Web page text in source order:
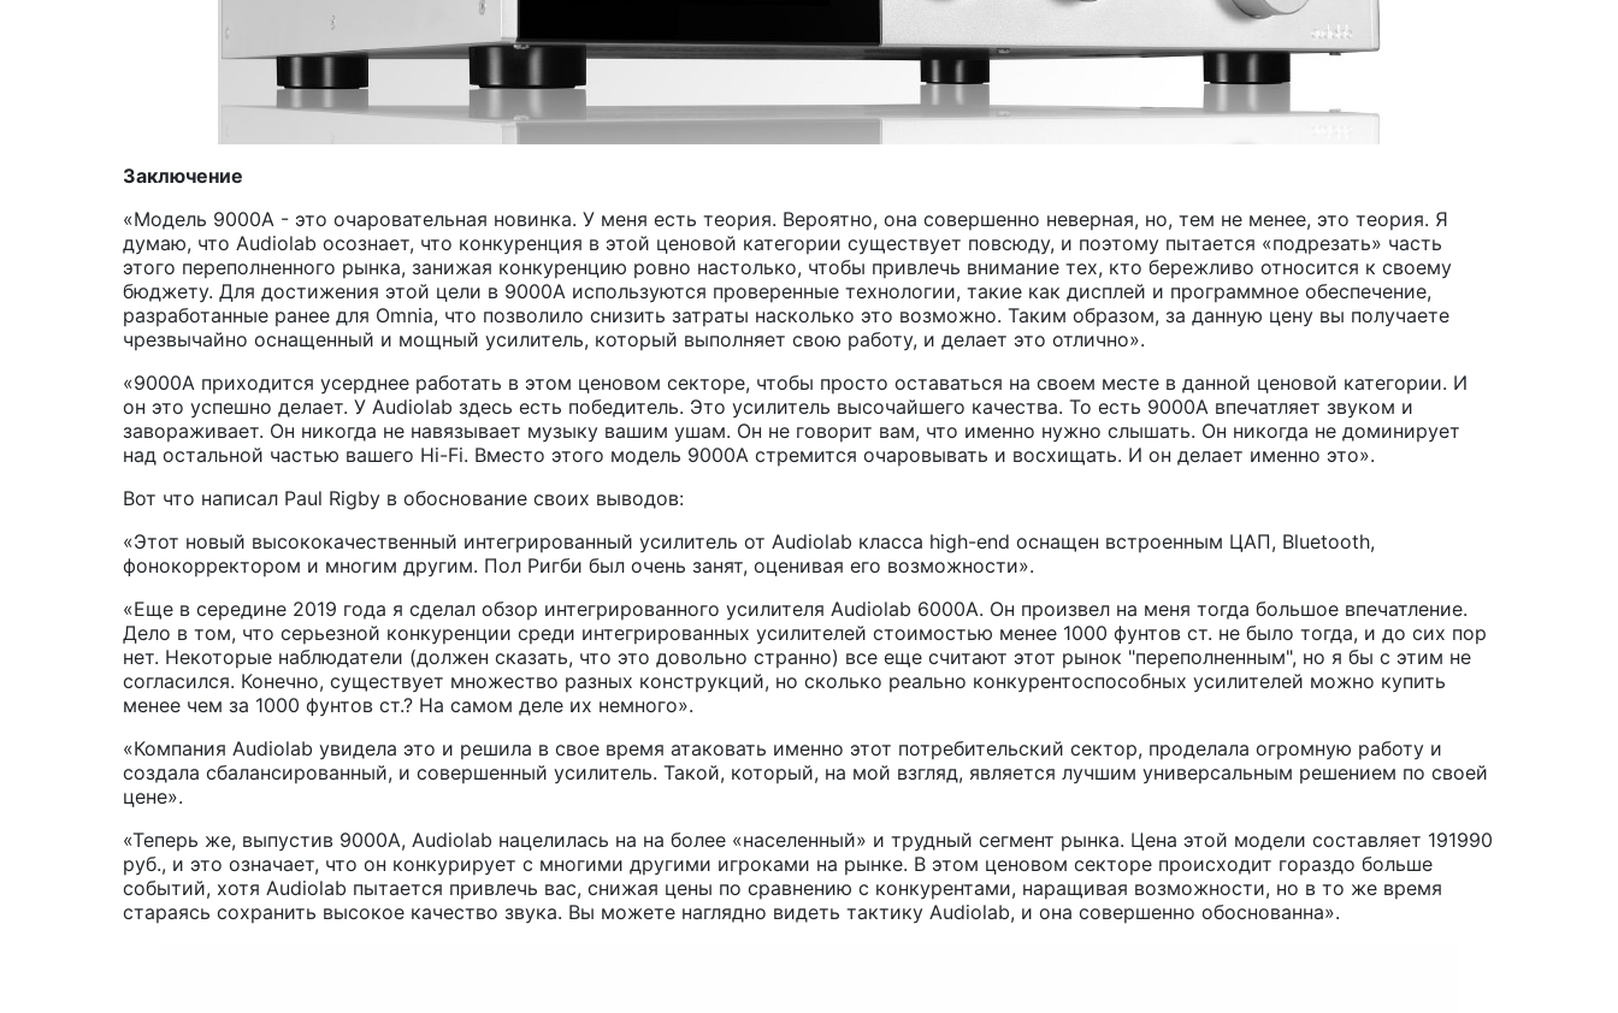
Заключение
«Модель 9000A - это очаровательная новинка. У меня есть теория. Вероятно, она совершенно неверная, но, тем не менее, это теория. Я
думаю, что Audiolab осознает, что конкуренция в этой ценовой категории существует повсюду, и поэтому пытается «подрезать» часть
этого переполненного рынка, занижая конкуренцию ровно настолько, чтобы привлечь внимание тех, кто бережливо относится к своему
бюджету. Для достижения этой цели в 9000A используются проверенные технологии, такие как дисплей и программное обеспечение,
разработанные ранее для Omnia, что позволило снизить затраты насколько это возможно. Таким образом, за данную цену вы получаете
чрезвычайно оснащенный и мощный усилитель, который выполняет свою работу, и делает это отлично».
«9000A приходится усерднее работать в этом ценовом секторе, чтобы просто оставаться на своем месте в данной ценовой категории. И
он это успешно делает. У Audiolab здесь есть победитель. Это усилитель высочайшего качества. То есть 9000A впечатляет звуком и
завораживает. Он никогда не навязывает музыку вашим ушам. Он не говорит вам, что именно нужно слышать. Он никогда не доминирует
над остальной частью вашего Hi-Fi. Вместо этого модель 9000A стремится очаровывать и восхищать. И он делает именно это».
Вот что написал Paul Rigby в обоснование своих выводов:
«Этот новый высококачественный интегрированный усилитель от Audiolab класса high-end оснащен встроенным ЦАП, Bluetooth,
фонокорректором и многим другим. Пол Ригби был очень занят, оценивая его возможности».
«Еще в середине 2019 года я сделал обзор интегрированного усилителя Audiolab 6000A. Он произвел на меня тогда большое впечатление.
Дело в том, что серьезной конкуренции среди интегрированных усилителей стоимостью менее 1000 фунтов ст. не было тогда, и до сих пор
нет. Некоторые наблюдатели (должен сказать, что это довольно странно) все еще считают этот рынок "переполненным", но я бы с этим не
согласился. Конечно, существует множество разных конструкций, но сколько реально конкурентоспособных усилителей можно купить
менее чем за 1000 фунтов ст.? На самом деле их немного».
«Компания Audiolab увидела это и решила в свое время атаковать именно этот потребительский сектор, проделала огромную работу и
создала сбалансированный, и совершенный усилитель. Такой, который, на мой взгляд, является лучшим универсальным решением по своей
цене».
«Теперь же, выпустив 9000A, Audiolab нацелилась на на более «населенный» и трудный сегмент рынка. Цена этой модели составляет 191990
руб., и это означает, что он конкурирует с многими другими игроками на рынке. В этом ценовом секторе происходит гораздо больше
событий, хотя Audiolab пытается привлечь вас, снижая цены по сравнению с конкурентами, наращивая возможности, но в то же время
стараясь сохранить высокое качество звука. Вы можете наглядно видеть тактику Audiolab, и она совершенно обоснованна».